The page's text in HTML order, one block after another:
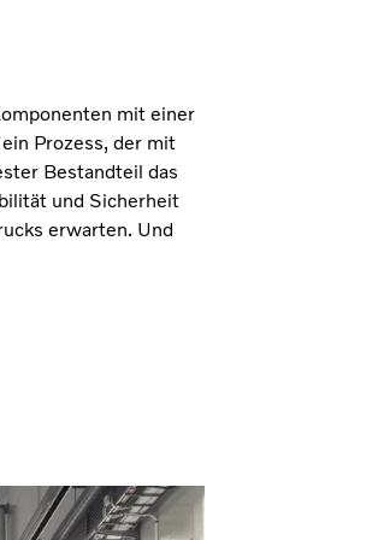
mit einer
Prozess, der mit
Bestandteil das
und Sicherheit
erwarten. Und